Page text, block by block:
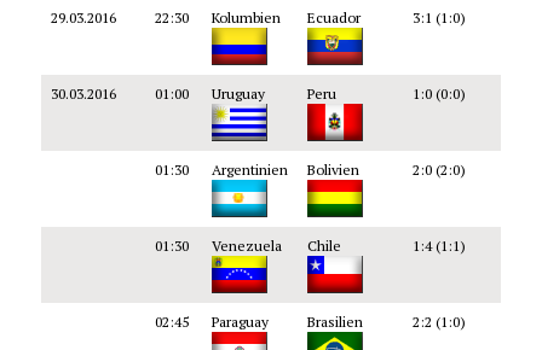
29.03.2016 22:30 Kolumbien Ecuador 3:1 (1:0)
30.03.2016 01:00 Uruguay Peru 1:0 (0:0)
01:30 Argentinien Bolivien 2:0 (2:0)
01:30 Venezuela Chile 1:4 (1:1)
02:45 Paraguay Brasilien 2:2 (1:0)